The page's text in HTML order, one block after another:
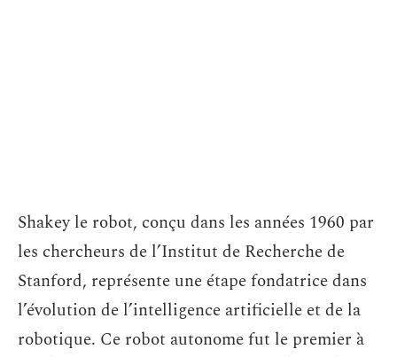
Shakey le robot, conçu dans les années 1960 par
les chercheurs de l’Institut de Recherche de
Stanford, représente une étape fondatrice dans
l’évolution de l’intelligence artificielle et de la
robotique. Ce robot autonome fut le premier à